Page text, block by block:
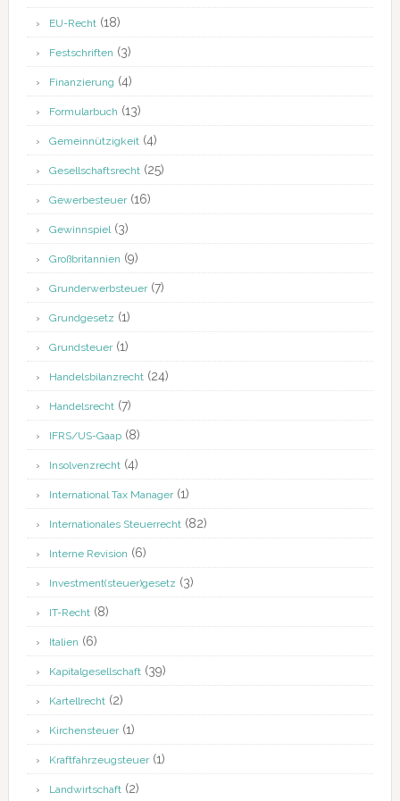
EU-Recht(18)
Festschriften (3)
Finanzierung (4)
Formularbuch (13)
Gemeinnützigkeit(4)
Gesellschaftsrecht(25)
Gewerbesteuer(16)
Gewinnspiel(3)
Großbritannien (9)
Grunderwerbsteuer(7)
Grundgesetz (1)
Grundsteuer(1)
Handelsbilanzrecht(24)
Handelsrecht(7)
IFRS/US-Gaap(8)
Insolvenzrecht(4)
International Tax Manager(1)
Internationales Steuerrecht(82)
Interne Revision (6)
Investment(steuer)gesetz (3)
IT-Recht(8)
Italien (6)
Kapitalgesellschaft(39)
Kartellrecht(2)
Kirchensteuer(1)
Kraftfahrzeugsteuer(1)
Landwirtschaft(2)